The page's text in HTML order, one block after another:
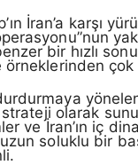
İran’a karşı
bir hızlı
örneklerinden
olarak
ve İran’ın iç
soluklu bir